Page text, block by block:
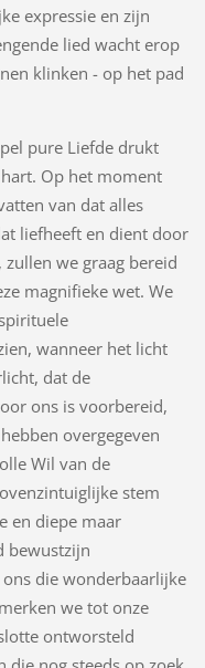
expressie en zijn
lied wacht erop
klinken - op het pad
pure Liefde drukt
Op het moment
van dat alles
liefheeft en dient door
we graag bereid
magnifieke wet. We
wanneer het licht
dat de
ons is voorbereid,
overgegeven
Wil van de
stem
en diepe maar
bewustzijn
die wonderbaarlijke
we tot onze
ontworsteld